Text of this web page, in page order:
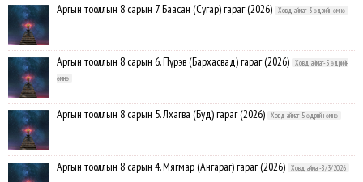
Аргын тооллын 8 сарын 7. Баасан (Сугар) гараг (2026) Ховд аймаг-3 өдрийн өмнө
Аргын тооллын 8 сарын 6. Пүрэв (Бархасвад) гараг (2026)
Ховд аймаг-5 өдрийн
өмнө
Аргын тооллын 8 сарын 5. Лхагва (Буд) гараг (2026) Ховд аймаг-5 өдрийн өмнө
Аргын тооллын 8 сарын 4. Мягмар (Ангараг) гараг (2026) Ховд аймаг-8/3/2026